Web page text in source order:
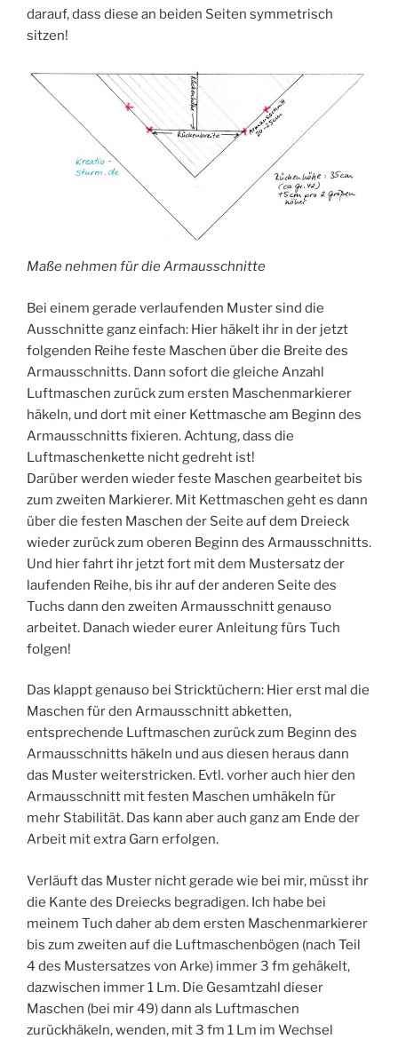
darauf, dass diese an beiden Seiten symmetrisch
sitzen!
Maße nehmen für die Armausschnitte
Bei einem gerade verlaufenden Muster sind die
Ausschnitte ganz einfach: Hier häkelt ihr in der jetzt
folgenden Reihe feste Maschen über die Breite des
Armausschnitts. Dann sofort die gleiche Anzahl
Luftmaschen zurück zum ersten Maschenmarkierer
häkeln, und dort mit einer Kettmasche am Beginn des
Armausschnitts fixieren. Achtung, dass die
Luftmaschenkette nicht gedreht ist!
Darüber werden wieder feste Maschen gearbeitet bis
zum zweiten Markierer. Mit Kettmaschen geht es dann
über die festen Maschen der Seite auf dem Dreieck
wieder zurück zum oberen Beginn des Armausschnitts.
Und hier fahrt ihr jetzt fort mit dem Mustersatz der
laufenden Reihe, bis ihr auf der anderen Seite des
Tuchs dann den zweiten Armausschnitt genauso
arbeitet. Danach wieder eurer Anleitung fürs Tuch
folgen!
Das klappt genauso bei Stricktüchern: Hier erst mal die
Maschen für den Armausschnitt abketten,
entsprechende Luftmaschen zurück zum Beginn des
Armausschnitts häkeln und aus diesen heraus dann
das Muster weiterstricken. Evtl. vorher auch hier den
Armausschnitt mit festen Maschen umhäkeln für
mehr Stabilität. Das kann aber auch ganz am Ende der
Arbeit mit extra Garn erfolgen.
Verläuft das Muster nicht gerade wie bei mir, müsst ihr
die Kante des Dreiecks begradigen. Ich habe bei
meinem Tuch daher ab dem ersten Maschenmarkierer
bis zum zweiten auf die Luftmaschenbögen (nach Teil
4 des Mustersatzes von Arke) immer 3 fm gehäkelt,
dazwischen immer 1 Lm. Die Gesamtzahl dieser
Maschen (bei mir 49) dann als Luftmaschen
zurückhäkeln, wenden, mit 3 fm 1 Lm im Wechsel